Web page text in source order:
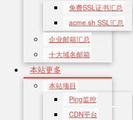
免费SSL证书汇总
acme.sh SSL汇总
企业邮箱汇总
十大域名邮箱
本站更多
本站项目
Ping监控
CDN平台